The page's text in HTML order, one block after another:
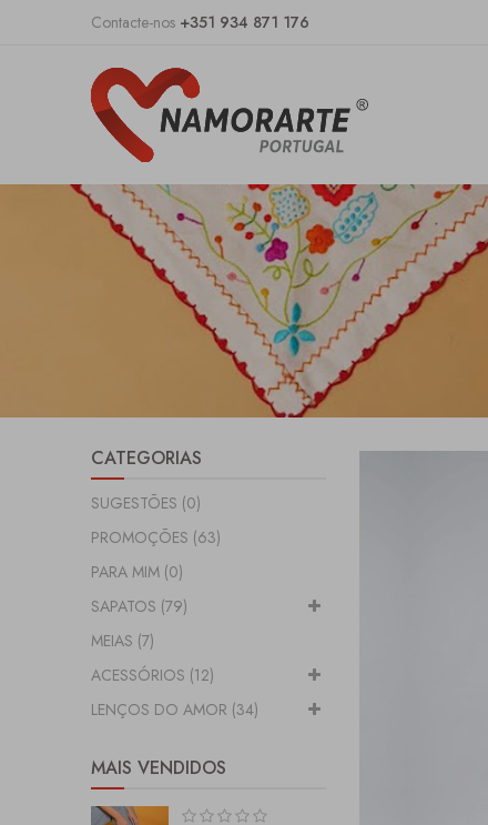
Contacte-nos +351 934 871 176
CATEGORIAS
SUGESTÕES (0)
PROMOÇÕES (63)
PARA MIM (0)
SAPATOS (79)
MEIAS (7)
ACESSÓRIOS (12)
LENÇOS DO AMOR (34)
MAIS VENDIDOS